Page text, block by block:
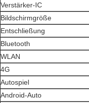
Verstärker-IC
Bildschirmgröße
Entschließung
Bluetooth
WLAN
4G
Autospiel
Android-Auto